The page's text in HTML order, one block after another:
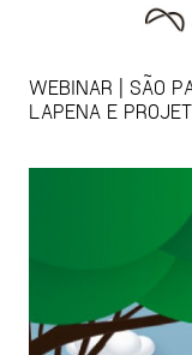
WEBINAR | SÃO
LAPENA E